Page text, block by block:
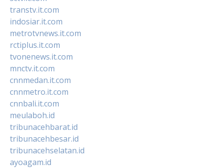
transtv.it.com
indosiar.it.com
metrotvnews.it.com
rctiplus.it.com
tvonenews.it.com
mnctv.it.com
cnnmedan.it.com
cnnmetro.it.com
cnnbali.it.com
meulaboh.id
tribunacehbarat.id
tribunacehbesar.id
tribunacehselatan.id
ayoagam.id